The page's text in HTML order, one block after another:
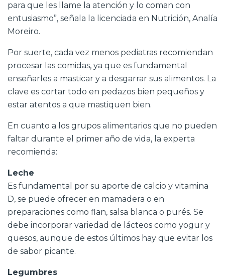
para que les llame la atención y lo coman con
entusiasmo”, señala la licenciada en Nutrición, Analía
Moreiro.
Por suerte, cada vez menos pediatras recomiendan
procesar las comidas, ya que es fundamental
enseñarles a masticar y a desgarrar sus alimentos. La
clave es cortar todo en pedazos bien pequeños y
estar atentos a que mastiquen bien.
En cuanto a los grupos alimentarios que no pueden
faltar durante el primer año de vida, la experta
recomienda:
Leche
Es fundamental por su aporte de calcio y vitamina
D, se puede ofrecer en mamadera o en
preparaciones como flan, salsa blanca o purés. Se
debe incorporar variedad de lácteos como yogur y
quesos, aunque de estos últimos hay que evitar los
de sabor picante.
Legumbres